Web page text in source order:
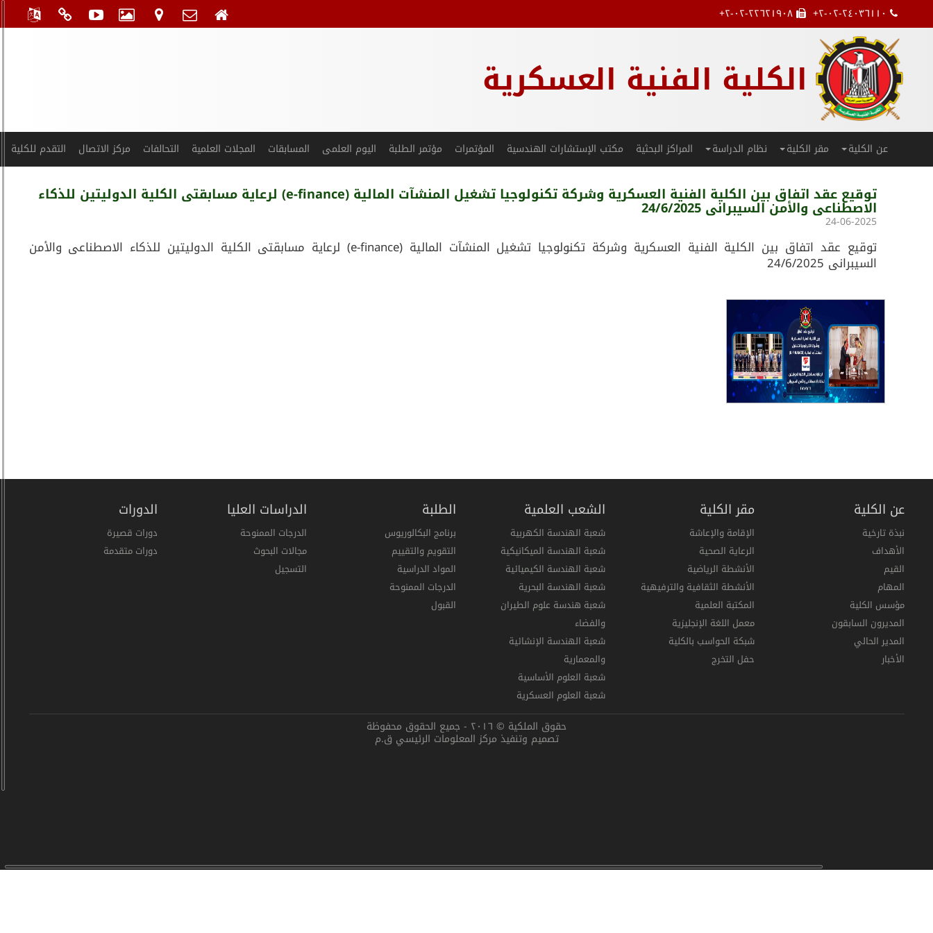
۲-۰۲-۲٤۰۳٦۱۱۰+ ۲-۰۲-۲۲٦۲۱۹۰۸+
الكلية الفنية العسكرية
عن الكلية مقر الكلية نظام الدراسة المراكز البحثية مكتب الإستشارات الهندسية المؤتمرات مؤتمر الطلبة اليوم العلمى المسابقات المجلات العلمية التحالفات مركز الاتصال التقدم للكلية
توقيع عقد اتفاق بين الكلية الفنية العسكرية وشركة تكنولوجيا تشغيل المنشآت المالية (e-finance) لرعاية مسابقتى الكلية الدوليتين للذكاء
الاصطناعى والأمن السيبرانى 24/6/2025
24-06-2025
توقيع عقد اتفاق بين الكلية الفنية العسكرية وشركة تكنولوجيا تشغيل المنشآت المالية (e-finance) لرعاية مسابقتى الكلية الدوليتين للذكاء الاصطناعى والأمن
السيبرانى 24/6/2025
عن الكلية
نبذة تارخية
الأهداف
القيم
المهام
مؤسس الكلية
المديرون السابقون
المدير الحالي
الأخبار
مقر الكلية
الإقامة والإعاشة
الرعاية الصحية
الأنشطة الرياضية
الأنشطة الثقافية والترفيهية
المكتبة العلمية
معمل اللغة الإنجليزية
شبكة الحواسب بالكلية
حفل التخرج
الشعب العلمية
شعبة الهندسة الكهربية
شعبة الهندسة الميكانيكية
شعبة الهندسة الكيميائية
شعبة الهندسة البحرية
شعبة هندسة علوم الطيران
والفضاء
شعبة الهندسة الإنشائية
والمعمارية
شعبة العلوم الأساسية
شعبة العلوم العسكرية
الطلبة
برنامج البكالوريوس
التقويم والتقييم
المواد الدراسية
الدرجات الممنوحة
القبول
الدراسات العليا
الدرجات الممنوحة
مجالات البحوث
التسجيل
الدورات
دورات قصيرة
دورات متقدمة
حقوق الملكية © ٢٠١٦ - جميع الحقوق محفوظة
تصميم وتنفيذ مركز المعلومات الرئيسي ق.م